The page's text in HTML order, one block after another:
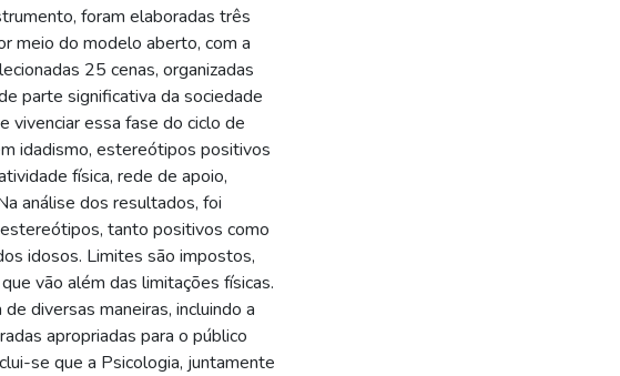
foram elaboradas três
meio do modelo aberto, com a
25 cenas, organizadas
parte significativa da sociedade
vivenciar essa fase do ciclo de
idadismo, estereótipos positivos
física, rede de apoio,
análise dos resultados, foi
tanto positivos como
idosos. Limites são impostos,
vão além das limitações físicas.
diversas maneiras, incluindo a
apropriadas para o público
se que a Psicologia, juntamente